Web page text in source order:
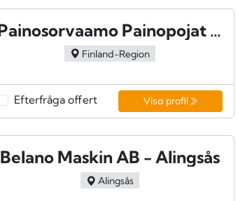
Painosorvaamo Painopojat Oy
Finland-Region
Efterfråga offert Visa profil
Belano Maskin AB - Alingsås
Alingsås